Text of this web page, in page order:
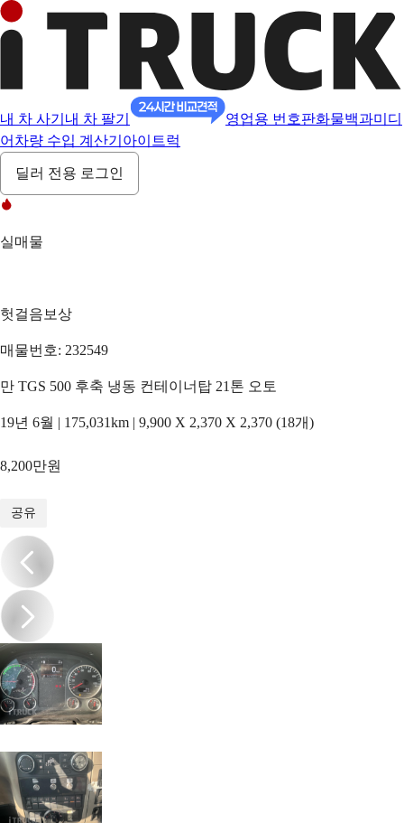
내 차 사기 내 차 팔기 영업용 번호판화물백과미디
어 차량 수입 계산기 아이트럭
딜러 전용 로그인
실매물
헛걸음보상
매물번호: 232549
만 TGS 500 후축 냉동 컨테이너탑 21톤 오토
19년 6월 | 175,031km | 9,900 X 2,370 X 2,370 (18개)
8,200만원
공유
/16